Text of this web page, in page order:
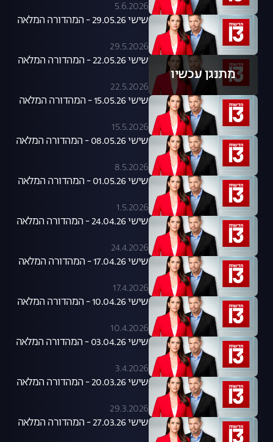
5.6.2026
שישי 29.05.26 - המהדורה המלאה
29.5.2026
מתנגן עכשיו
שישי 22.05.26 - המהדורה המלאה
22.5.2026
שישי 15.05.26 - המהדורה המלאה
15.5.2026
שישי 08.05.26 - המהדורה המלאה
8.5.2026
שישי 01.05.26 - המהדורה המלאה
1.5.2026
שישי 24.04.26 - המהדורה המלאה
24.4.2026
שישי 17.04.26 - המהדורה המלאה
17.4.2026
שישי 10.04.26 - המהדורה המלאה
10.4.2026
שישי 03.04.26 - המהדורה המלאה
3.4.2026
שישי 20.03.26 - המהדורה המלאה
29.3.2026
שישי 27.03.26 - המהדורה המלאה